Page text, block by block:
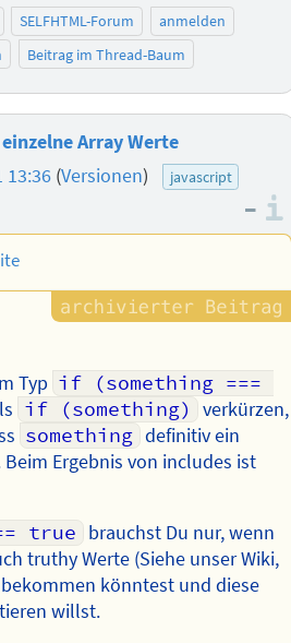
SELFHTML-Forum
anmelden
Beitrag im Thread-Baum
Array Werte
13:36 (Versionen) javascript
–
Typ if (something ===
if (something)
verkürzen,
something definitiv ein
Ergebnis von includes ist
true brauchst Du nur, wenn
truthy Werte (Siehe unser Wiki,
könntest und diese
willst.